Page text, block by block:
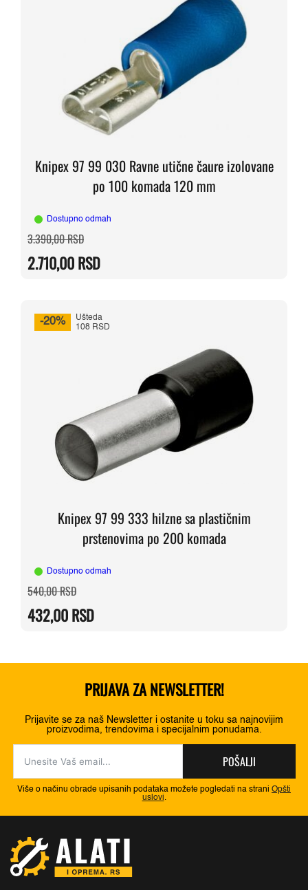
Knipex 97 99 030 Ravne utične čaure izolovane
po 100 komada 120 mm
Dostupno odmah
3.390,00RSDOriginalna
cena
bila:
3.390,00 RSD.
2.710,00RSD
Trenutna
cena
2.710,00 RSD.
-20%
Ušteda
108 RSD
Knipex 97 99 333 hilzne sa plastičnim
prstenovima po 200 komada
Dostupno odmah
540,00RSDOriginalna
cena
bila:
540,00 RSD.
432,00RSD
Trenutna
cena
432,00 RSD.
PRIJAVA ZA NEWSLETTER!
Prijavite se za naš Newsletter i ostanite u toku sa najnovijim
proizvodima, trendovima i specijalnim ponudama.
POŠALJI
Više o načinu obrade upisanih podataka možete pogledati na strani Opšti
uslovi.